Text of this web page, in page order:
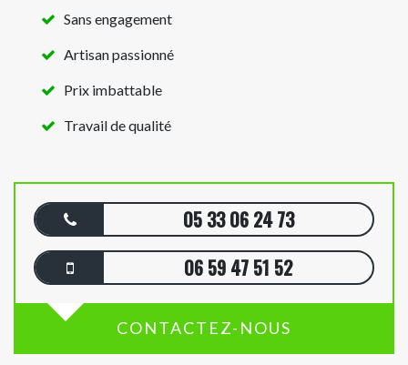
Sans engagement
Artisan passionné
Prix imbattable
Travail de qualité
05 33 06 24 73
06 59 47 51 52
CONTACTEZ-NOUS